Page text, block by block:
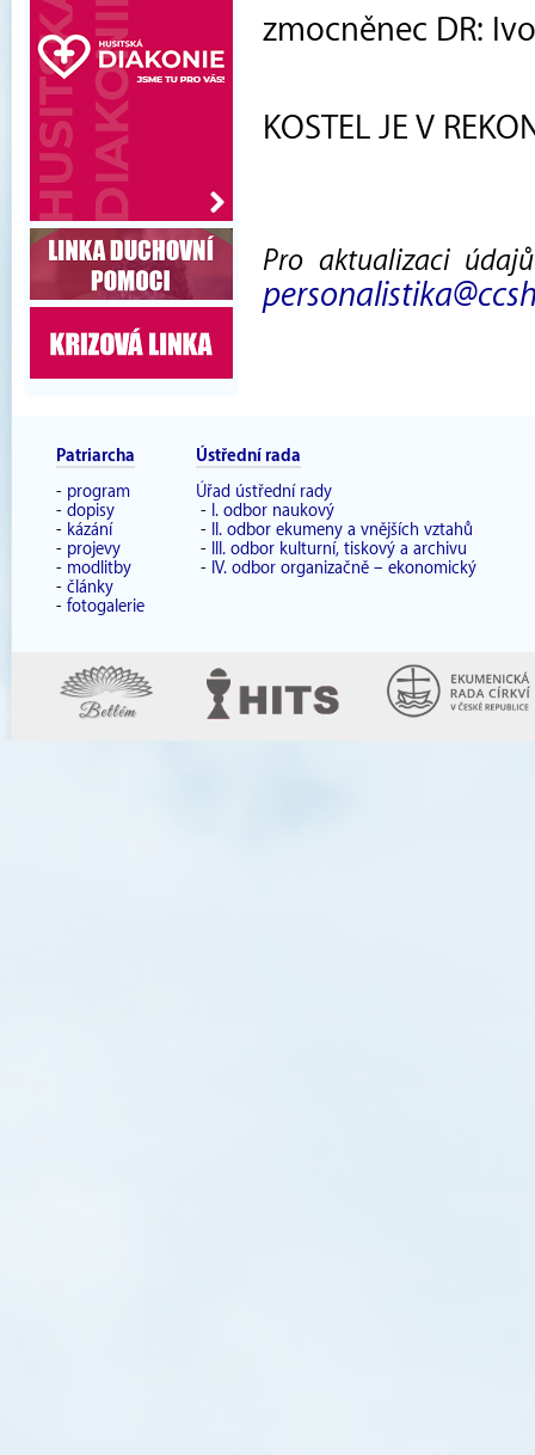
zmocněnec DR:
KOSTEL JE V
Pro aktualizaci
Patriarcha
- program
- dopisy
- kázání
- projevy
- modlitby
- články
- fotogalerie
Ústřední rada
Úřad ústřední rady
- I. odbor naukový
-
II. odbor ekumeny a vnějších vztahů
-
III. odbor kulturní, tiskový a archivu
- IV. odbor organizačně – ekonomický